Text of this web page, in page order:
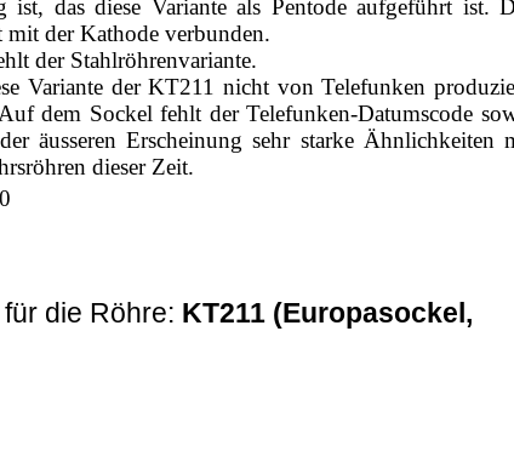
ist, das diese Variante als Pentode aufgeführt ist.
der Kathode verbunden.
der Stahlröhrenvariante.
Variante der KT211 nicht von Telefunken
dem Sockel fehlt der Telefunken-Datumscode
äusseren Erscheinung sehr starke Ähnlichkeiten
dieser Zeit.
die Röhre: KT211 (Europasockel,